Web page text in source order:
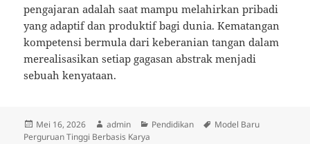
pengajaran adalah saat mampu melahirkan pribadi
yang adaptif dan produktif bagi dunia. Kematangan
kompetensi bermula dari keberanian tangan dalam
merealisasikan setiap gagasan abstrak menjadi
sebuah kenyataan.
Diposkan
pada
Mei 16, 2026 Penulis
admin Kategori
Pendidikan Tag
Model Baru
Perguruan Tinggi Berbasis Karya